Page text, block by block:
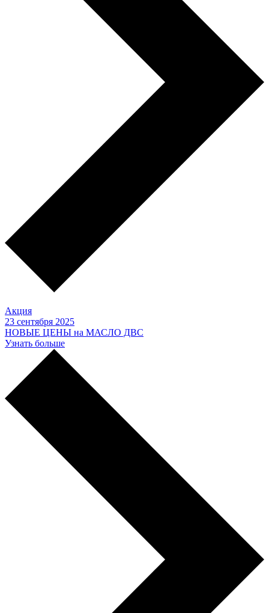
Акция
23 сентября 2025
НОВЫЕ ЦЕНЫ на МАСЛО ДВС
Узнать больше